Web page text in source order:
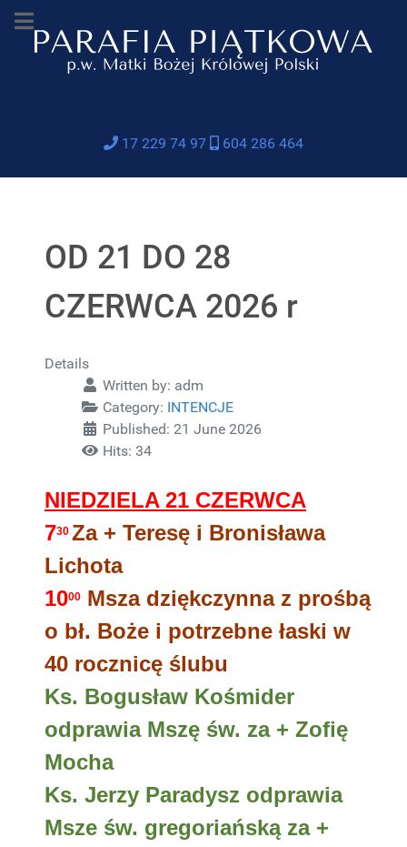
17 229 74 97 604 286 464
OD 21 DO 28
CZERWCA 2026 r
Details
Written by: adm
Category: INTENCJE
Published: 21 June 2026
Hits: 34
NIEDZIELA 21 CZERWCA
730 Za + Teresę i Bronisława
Lichota
1000 Msza dziękczynna z prośbą
o bł. Boże i potrzebne łaski w
40 rocznicę ślubu
Ks. Bogusław Kośmider
odprawia Mszę św. za + Zofię
Mocha
Ks. Jerzy Paradysz odprawia
Msze św. gregoriańską za +